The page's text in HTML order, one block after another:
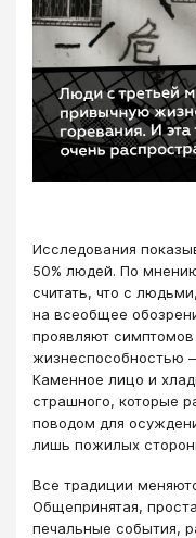
Исследования
50% людей. По
считать, что с
на всеобщее
проявляют симптомов
жизнеспособностью
Каменное лицо и
страшного, которые
поводом для
лишь пожилых
Все традиции
Общепринятая,
печальные события,